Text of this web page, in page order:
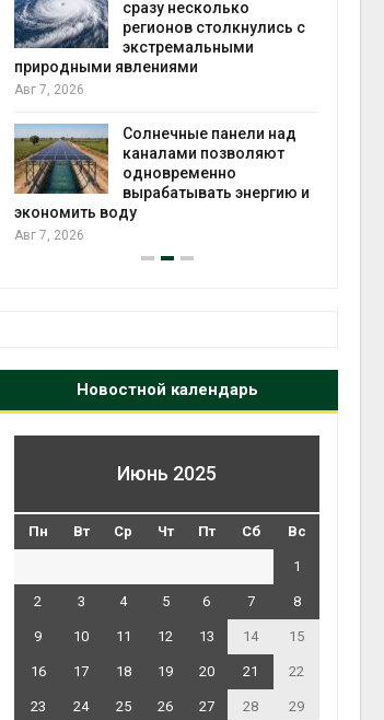
сразу несколько
регионов столкнулись с
экстремальными
природными явлениями
Авг 7, 2026
Солнечные панели над
каналами позволяют
одновременно
вырабатывать энергию и
экономить воду
Авг 7, 2026
Новостной календарь
Июнь 2025
Пн Вт Ср Чт Пт Сб Вс
1
2 3 4 5 6 7 8
9 10 11 12 13 14 15
16 17 18 19 20 21 22
23 24 25 26 27 28 29